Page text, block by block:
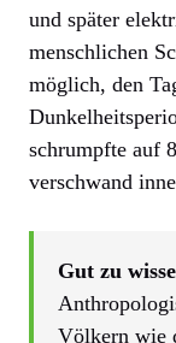
und später
menschlichen
möglich, den
schrumpfte auf
verschwand
Gut zu
Völkern wie